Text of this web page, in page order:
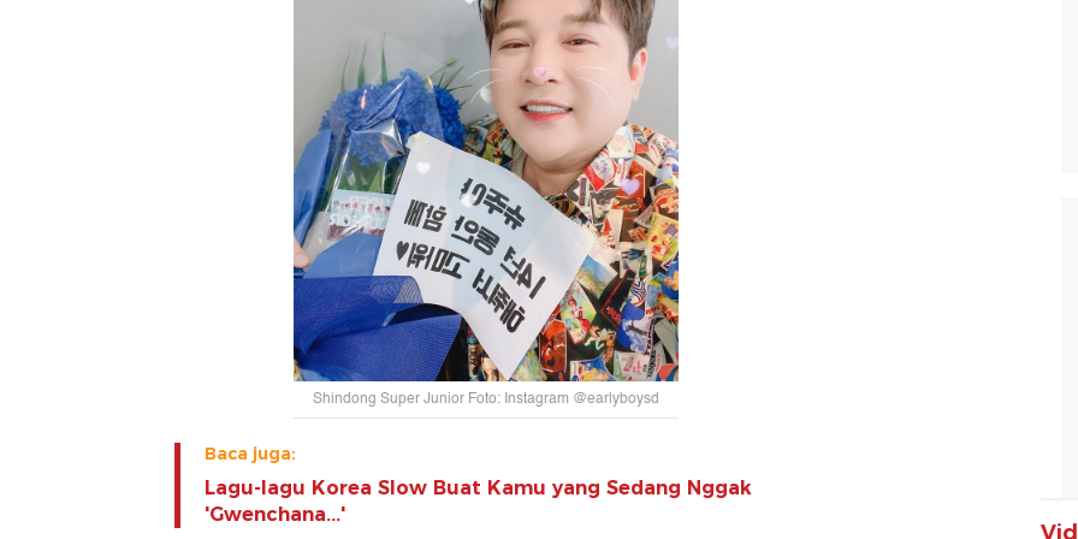
Shindong Super Junior Foto: Instagram @earlyboysd
Baca juga:
Lagu-lagu Korea Slow Buat Kamu yang Sedang Nggak
'Gwenchana...'